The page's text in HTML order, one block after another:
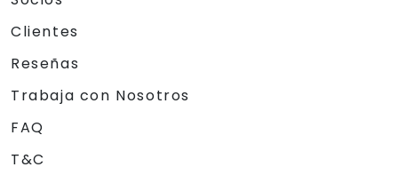
Clientes
Reseñas
Trabaja con Nosotros
FAQ
T&C